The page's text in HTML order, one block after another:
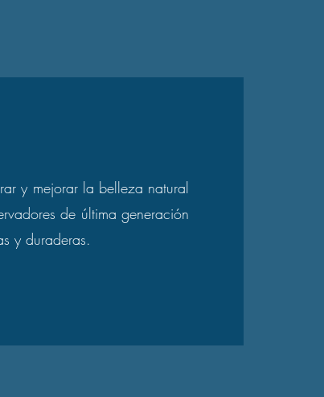
y mejorar la belleza natural
de última generación
y duraderas.